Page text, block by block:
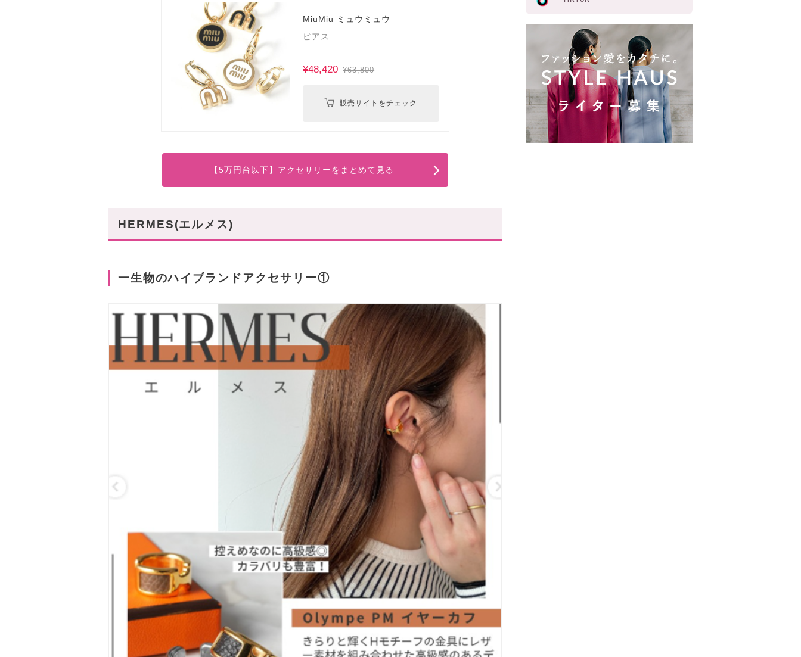
MiuMiu ミュウミュウ
ピアス
¥48,420 ¥63,800
販売サイトをチェック
【5万円台以下】アクセサリーをまとめて見る
HERMES(エルメス)
一生物のハイブランドアクセサリー①